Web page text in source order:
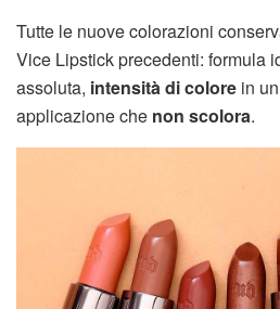
Tutte le nuove colorazioni
Vice Lipstick precedenti: formula
assoluta, intensità di colore in
applicazione che non scolora.